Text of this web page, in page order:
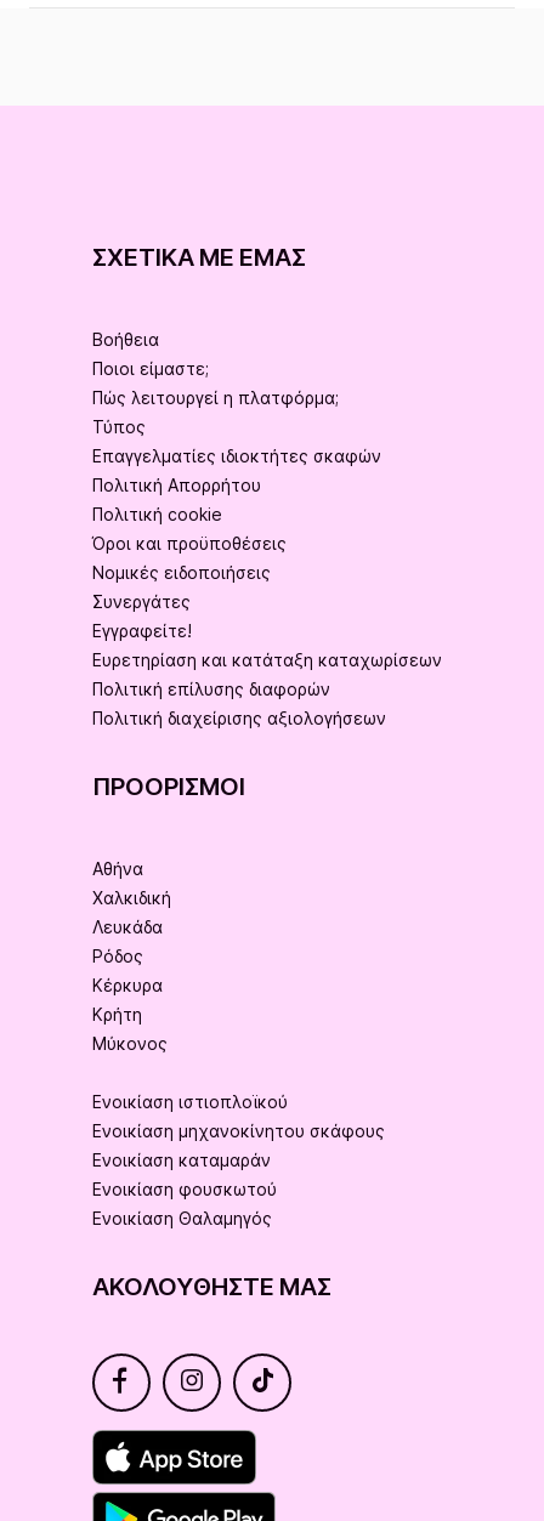
ΣΧΕΤΙΚΆ ΜΕ ΕΜΆΣ
Βοήθεια
Ποιοι είμαστε;
Πώς λειτουργεί η πλατφόρμα;
Τύπος
Επαγγελματίες ιδιοκτήτες σκαφών
Πολιτική Απορρήτου
Πολιτική cookie
Όροι και προϋποθέσεις
Νομικές ειδοποιήσεις
Συνεργάτες
Εγγραφείτε!
Ευρετηρίαση και κατάταξη καταχωρίσεων
Πολιτική επίλυσης διαφορών
Πολιτική διαχείρισης αξιολογήσεων
ΠΡΟΟΡΙΣΜΟΊ
Αθήνα
Χαλκιδική
Λευκάδα
Ρόδος
Κέρκυρα
Κρήτη
Μύκονος
Ενοικίαση ιστιοπλοϊκού
Ενοικίαση μηχανοκίνητου σκάφους
Ενοικίαση καταμαράν
Ενοικίαση φουσκωτού
Ενοικίαση Θαλαμηγός
ΑΚΟΛΟΥΘΉΣΤΕ ΜΑΣ